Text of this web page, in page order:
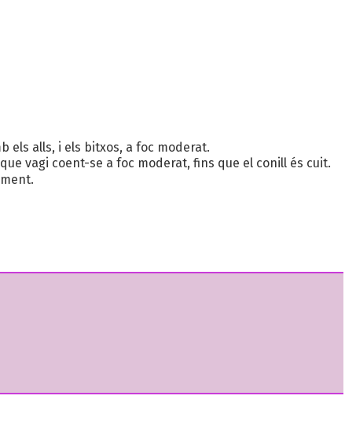
els alls, i els bitxos, a foc moderat.
vagi coent-se a foc moderat, fins que el conill és cuit.